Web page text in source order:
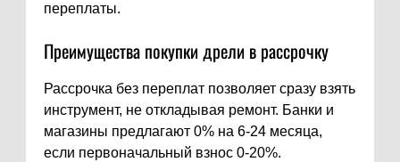
переплаты.
Преимущества покупки дрели в рассрочку
Рассрочка без переплат позволяет сразу взять
инструмент, не откладывая ремонт. Банки и
магазины предлагают 0% на 6-24 месяца,
если первоначальный взнос 0-20%.